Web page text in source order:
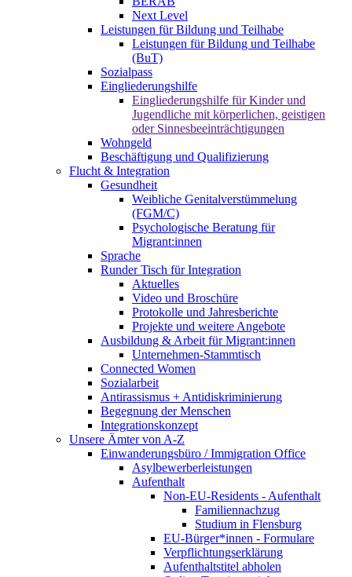
Next Level
Leistungen für Bildung und Teilhabe
Leistungen für Bildung und Teilhabe
(BuT)
Sozialpass
Eingliederungshilfe
Eingliederungshilfe für Kinder und
Jugendliche mit körperlichen, geistigen
oder Sinnesbeeinträchtigungen
Wohngeld
Beschäftigung und Qualifizierung
Flucht & Integration
Gesundheit
Weibliche Genitalverstümmelung
(FGM/C)
Psychologische Beratung für
Migrant:innen
Sprache
Runder Tisch für Integration
Aktuelles
Video und Broschüre
Protokolle und Jahresberichte
Projekte und weitere Angebote
Ausbildung & Arbeit für Migrant:innen
Unternehmen-Stammtisch
Connected Women
Sozialarbeit
Antirassismus + Antidiskriminierung
Begegnung der Menschen
Integrationskonzept
Unsere Ämter von A-Z
Einwanderungsbüro / Immigration Office
Asylbewerberleistungen
Aufenthalt
Non-EU-Residents - Aufenthalt
Familiennachzug
Studium in Flensburg
EU-Bürger*innen - Formulare
Verpflichtungserklärung
Aufenthaltstitel abholen